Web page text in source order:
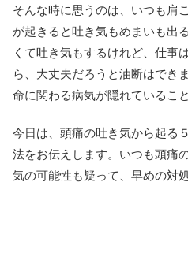
そんな時に思うのは、いつも肩
が起きると吐き気もめまいも出
くて吐き気もするけれど、仕事
ら、大丈夫だろうと油断はでき
命に関わる病気が隠れているこ
今日は、頭痛の吐き気から起る
法をお伝えします。いつも頭痛
気の可能性も疑って、早めの対